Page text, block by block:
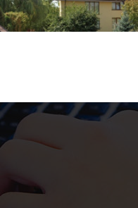
Sari
la